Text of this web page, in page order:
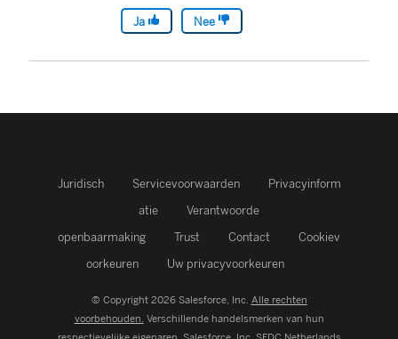
Ja Nee
Juridisch Servicevoorwaarden
Privacyinform
atie
Verantwoorde
openbaarmaking
Trust Contact
Cookiev
oorkeuren
Uw privacyvoorkeuren
© Copyright 2026 Salesforce, Inc. Alle rechten
voorbehouden. Verschillende handelsmerken van hun